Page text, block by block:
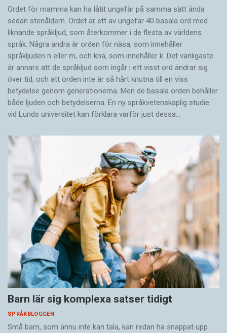
Ordet för mamma kan ha låtit ungefär på samma sätt ända
sedan stenåldern. Ordet är ett av ungefär 40 basala ord med
liknande språkljud, som återkommer i de flesta av världens
språk. Några andra är orden för näsa, som innehåller
språkljuden n eller m, och knä, som innehåller k. Det vanligaste
är annars att de språkljud som ingår i ett visst ord ändrar sig
över tid, och att orden inte är så hårt knutna till en viss
betydelse genom generationerna. Men de basala orden behåller
både ljuden och betydelserna. En ny språkvetenskaplig studie
vid Lunds universitet kan förklara varför just dessa…
Barn lär sig komplexa satser tidigt
SPRÅKBLOGGEN
Små barn, som ännu inte kan tala, kan redan ha snappat upp